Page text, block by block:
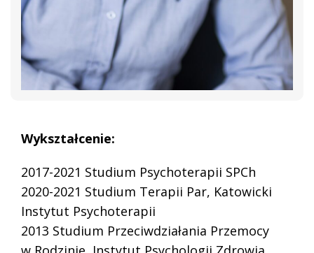
Wykształcenie:
2017-2021 Studium Psychoterapii SPCh
2020-2021 Studium Terapii Par, Katowicki
Instytut Psychoterapii
2013 Studium Przeciwdziałania Przemocy